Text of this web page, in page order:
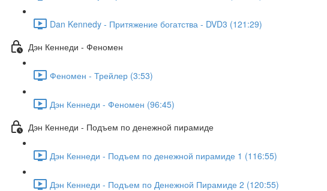
Dan Kennedy - Притяжение богатства - DVD3 (121:29)
Дэн Кеннеди - Феномен
Феномен - Трейлер (3:53)
Дэн Кеннеди - Феномен (96:45)
Дэн Кеннеди - Подъем по денежной пирамиде
Дэн Кеннеди - Подъем по денежной пирамиде 1 (116:55)
Дэн Кеннеди - Подъем по Денежной Пирамиде 2 (120:55)